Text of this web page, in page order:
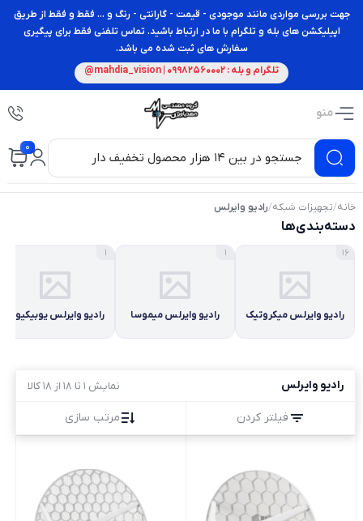
جهت بررسی مواردی مانند موجودی - قیمت - گارانتی - رنگ و ... فقط و فقط از طریق
اپیلیکشن های بله و تلگرام با ما در ارتباط باشید. تماس تلفنی فقط برای پیگیری
سفارش های ثبت شده می باشد.
تلگرام و بله : 09982560002 | mahdia_vision@
منو
0
خانه/تجهیزات شبکه/رادیو وایرلس
دسته‌بندی‌ها
16
رادیو وایرلس میکروتیک
1
رادیو وایرلس میموسا
1
رادیو وایرلس نمایش 1 تا 18 از 18 کالا
فیلتر کردن مرتب سازی